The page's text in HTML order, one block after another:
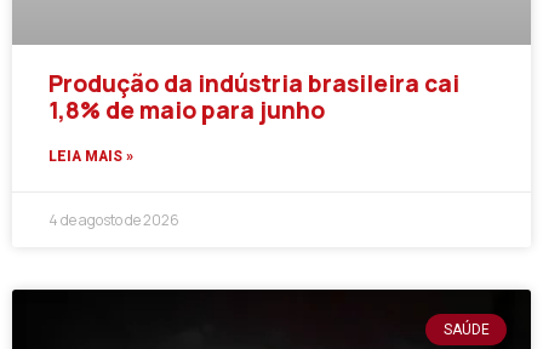
Produção da indústria brasileira cai
1,8% de maio para junho
LEIA MAIS »
4 de agosto de 2026
SAÚDE